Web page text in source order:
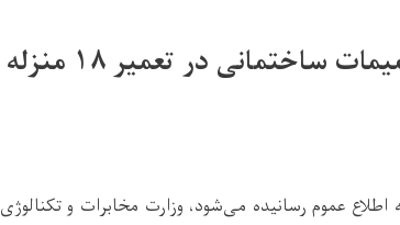
اعلان تصمیم اعطای قرارداد پروژه ترمیمات ساختمانی در تعمیر ۱۸ منزله
عموم رسانیده می‌شود، وزارت مخابرات و تکنالوژی